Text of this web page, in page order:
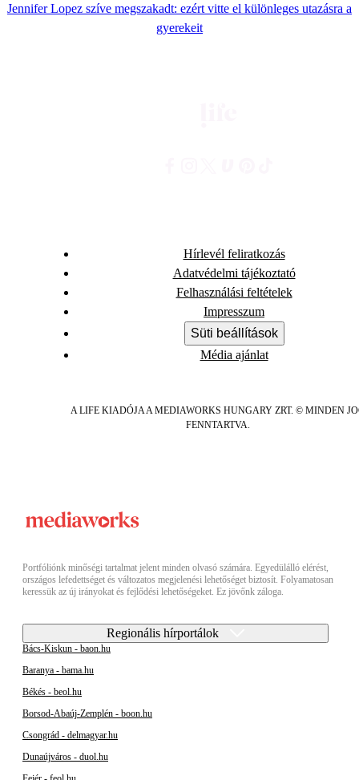
Jennifer Lopez szíve megszakadt: ezért vitte el különleges utazásra a
gyerekeit
Hírlevél feliratkozás
Adatvédelmi tájékoztató
Felhasználási feltételek
Impresszum
Süti beállítások
Média ajánlat
A LIFE KIADÓJA A MEDIAWORKS HUNGARY ZRT. © MINDEN
FENNTARTVA.
Portfóliónk minőségi tartalmat jelent minden olvasó számára. Egyedülálló elérést,
országos lefedettséget és változatos megjelenési lehetőséget biztosít. Folyamatosan
keressük az új irányokat és fejlődési lehetőségeket. Ez jövőnk záloga.
Regionális hírportálok
Bács-Kiskun - baon.hu
Baranya - bama.hu
Békés - beol.hu
Borsod-Abaúj-Zemplén - boon.hu
Csongrád - delmagyar.hu
Dunaújváros - duol.hu